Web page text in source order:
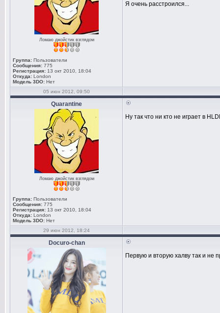
Ломаю джойстик взглядом
Группа: Пользователи
Сообщения: 775
Регистрация: 13 окт 2010, 18:04
Откуда: London
Модель 3DO: Нет
Я очень расстроился...
05 июн 2012, 09:50
Quarantine
Ломаю джойстик взглядом
Группа: Пользователи
Сообщения: 775
Регистрация: 13 окт 2010, 18:04
Откуда: London
Модель 3DO: Нет
Ну так что ни кто не играет в
29 июн 2012, 18:24
Docuro-chan
Первую и вторую халву так и не